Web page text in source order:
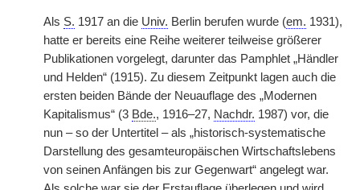
Als S. 1917 an die Univ. Berlin berufen wurde (em. 1931),
hatte er bereits eine Reihe weiterer teilweise größerer
Publikationen vorgelegt, darunter das Pamphlet „Händler
und Helden“ (1915). Zu diesem Zeitpunkt lagen auch die
ersten beiden Bände der Neuauflage des „Modernen
Kapitalismus“ (3 Bde., 1916–27, Nachdr. 1987) vor, die
nun – so der Untertitel – als „historisch-systematische
Darstellung des gesamteuropäischen Wirtschaftslebens
von seinen Anfängen bis zur Gegenwart“ angelegt war.